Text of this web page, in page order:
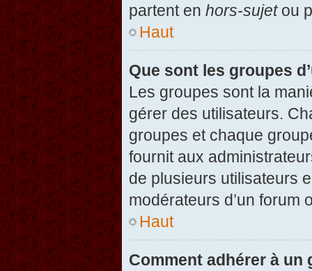
partent en hors-sujetou
Haut
Que sont les groupes
Les groupes sont la
gérer des utilisateurs.
groupes et chaque
fournit aux
de plusieurs utilisateurs
modérateurs d’un forum
Haut
Comment adhérer à un